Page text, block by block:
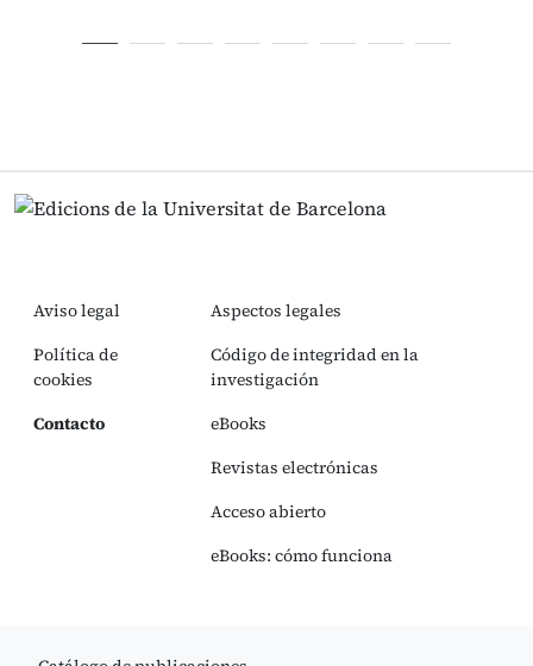
Aviso legal
Política de
cookies
Contacto
Aspectos legales
Código de integridad en la
investigación
eBooks
Revistas electrónicas
Acceso abierto
eBooks: cómo funciona